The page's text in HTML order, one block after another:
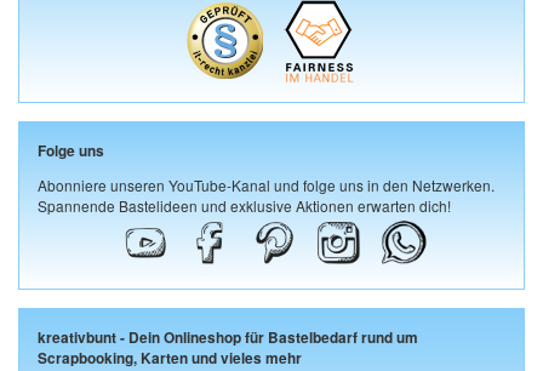
Folge uns
Abonniere unseren YouTube-Kanal und folge uns in den Netzwerken.
Spannende Bastelideen und exklusive Aktionen erwarten dich!
kreativbunt - Dein Onlineshop für Bastelbedarf rund um
Scrapbooking, Karten und vieles mehr